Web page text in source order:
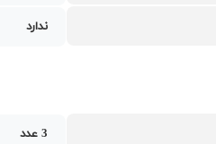
ندارد
3 عدد